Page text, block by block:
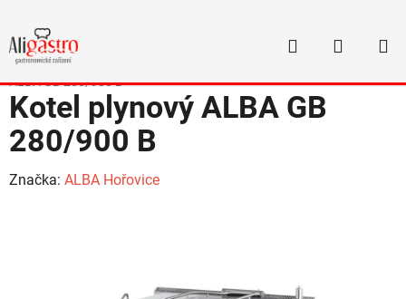
obsah
Hledat
Domů
/Varná technologie
ALBA GB 280/900 B
Kotel plynový ALBA GB
280/900 B
Značka: ALBA Hořovice